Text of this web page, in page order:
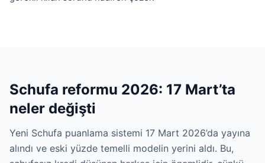
Schufa reformu 2026: 17 Mart’ta
neler değişti
Yeni Schufa puanlama sistemi 17 Mart 2026’da yayına
alındı ve eski yüzde temelli modelin yerini aldı. Bu,